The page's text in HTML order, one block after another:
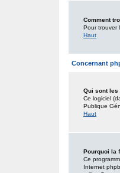
Comment
Pour trouver
Haut
Concernant
Qui sont les
Ce logiciel
Publique
Haut
Pourquoi la
Ce
Internet